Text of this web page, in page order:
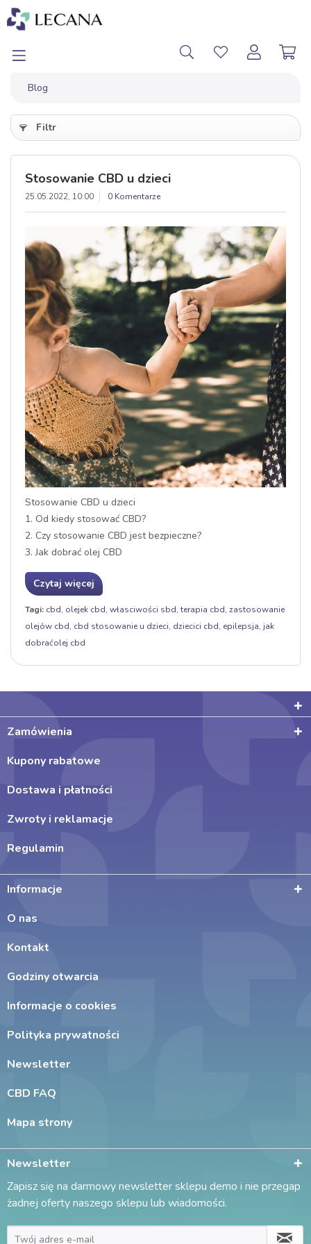
Blog
Filtr
Stosowanie CBD u dzieci
25.05.2022, 10:00 0 Komentarze
Stosowanie CBD u dzieci
1. Od kiedy stosować CBD?
2. Czy stosowanie CBD jest bezpieczne?
3. Jak dobrać olej CBD
Czytaj więcej
Tagi: cbd, olejek cbd, własciwości sbd, terapia cbd, zastosowanie
olejów cbd, cbd stosowanie u dzieci, dziecici cbd, epilepsja, jak
dobraćolej cbd
Zamówienia
Kupony rabatowe
Dostawa i płatności
Zwroty i reklamacje
Regulamin
Informacje
O nas
Kontakt
Godziny otwarcia
Informacje o cookies
Polityka prywatności
Newsletter
CBD FAQ
Mapa strony
Newsletter
Zapisz się na darmowy newsletter sklepu demo i nie przegap
żadnej oferty naszego sklepu lub wiadomości.